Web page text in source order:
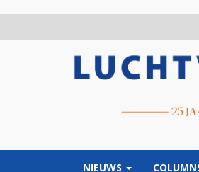
NIEUWS